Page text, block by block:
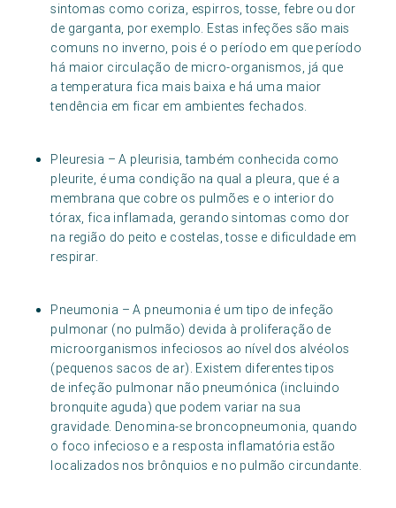
sintomas como coriza, espirros, tosse, febre ou dor
de garganta, por exemplo. Estas infeções são mais
comuns no inverno, pois é o período em que período
há maior circulação de micro-organismos, já que
a temperatura fica mais baixa e há uma maior
tendência em ficar em ambientes fechados.
Pleuresia – A pleurisia, também conhecida como
pleurite, é uma condição na qual a pleura, que é a
membrana que cobre os pulmões e o interior do
tórax, fica inflamada, gerando sintomas como dor
na região do peito e costelas, tosse e dificuldade em
respirar.
Pneumonia – A pneumonia é um tipo de infeção
pulmonar (no pulmão) devida à proliferação de
microorganismos infeciosos ao nível dos alvéolos
(pequenos sacos de ar). Existem diferentes tipos
de infeção pulmonar não pneumónica (incluindo
bronquite aguda) que podem variar na sua
gravidade. Denomina-se broncopneumonia, quando
o foco infecioso e a resposta inflamatória estão
localizados nos brônquios e no pulmão circundante.